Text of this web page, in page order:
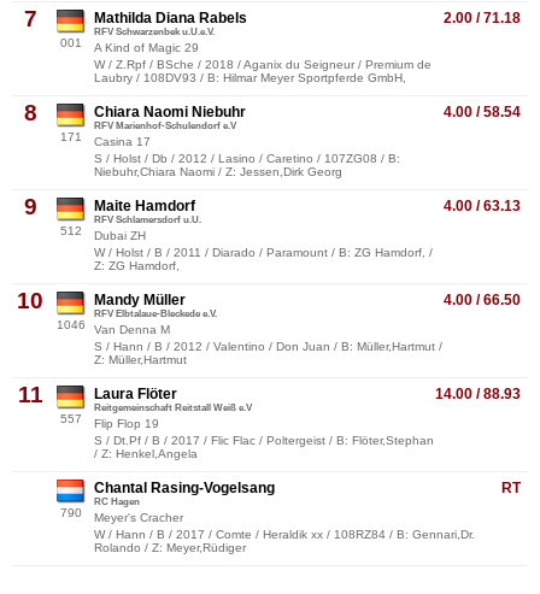
7
001
2.00 / 71.18
Mathilda Diana Rabels
RFV Schwarzenbek u.U.e.V.
A Kind of Magic 29
W / Z.Rpf / BSche / 2018 / Aganix du Seigneur / Premium de
Laubry / 108DV93 / B: Hilmar Meyer Sportpferde GmbH,
8
171
4.00 / 58.54
Chiara Naomi Niebuhr
RFV Marienhof-Schulendorf e.V
Casina 17
S / Holst / Db / 2012 / Lasino / Caretino / 107ZG08 / B:
Niebuhr,Chiara Naomi / Z: Jessen,Dirk Georg
9
512
4.00 / 63.13
Maite Hamdorf
RFV Schlamersdorf u.U.
Dubai ZH
W / Holst / B / 2011 / Diarado / Paramount / B: ZG Hamdorf, /
Z: ZG Hamdorf,
10
1046
4.00 / 66.50
Mandy Müller
RFV Elbtalaue-Bleckede e.V.
Van Denna M
S / Hann / B / 2012 / Valentino / Don Juan / B: Müller,Hartmut /
Z: Müller,Hartmut
11
557
14.00 / 88.93
Laura Flöter
Reitgemeinschaft Reitstall Weiß e.V
Flip Flop 19
S / Dt.Pf / B / 2017 / Flic Flac / Poltergeist / B: Flöter,Stephan
/ Z: Henkel,Angela
790
RT
Chantal Rasing-Vogelsang
RC Hagen
Meyer's Cracher
W / Hann / B / 2017 / Comte / Heraldik xx / 108RZ84 / B: Gennari,Dr.
Rolando / Z: Meyer,Rüdiger